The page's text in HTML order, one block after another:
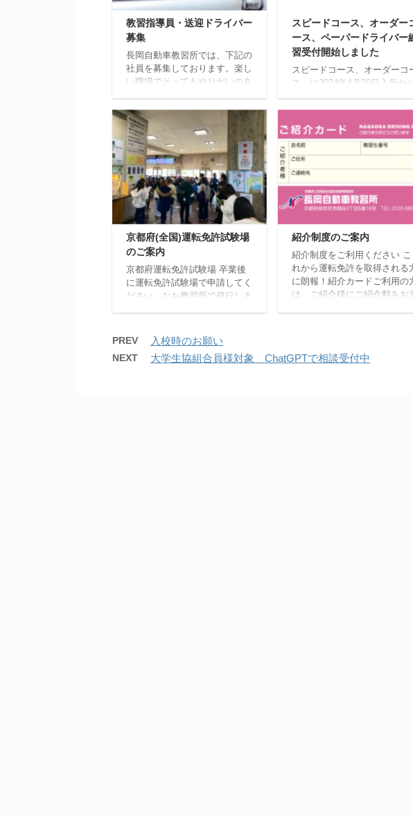
教習指導員・送迎ドライバー
募集
長岡自動車教習所では、下記の
社員を募集しております。楽し
い職場でとってもやりがいのあ
ご連絡ください。 教習指導員
募集（正社員） 業務内容
教習指導員、送迎、受付など
応募資格 教習指導員有資格
者又は普通自動車をお持ちの方
違反歴 過去一年間以上無
事故・無違反の方 給
与 当社規定によります
諸待遇 各種社会保険完
備、交通費支給（上限あり）
勤務地 京都府長岡京市開
田4丁目 休日 年間105
日 ローテーションによる 応
募方法 履歴書（写真貼付・
職務経歴 ...
スピードコース、オーダー
ース、ペーパードライバー
習受付開始しました
スピードコース、オーダーコ
ス、は2024年4月20日入所から
お申し込みを受付します。 ご
希望の入所日で満員の場合は
回の入所日に変更になる場合
あります。事前にお電話で空き
状況をご確認ください。 ペー
パードライバー練習、2024年4
月16日からお申し込みを受付
します。 お申し込みは、お電
話でお問合せ後に教習所受付で
京都府(全国)運転免許試験場
のご案内
京都府運転免許試験場 卒業後
に運転免許試験場で申請してく
ださい。なお教習所で発行しま
をおすすめいたします。 〒
612-8486京都市伏見区羽束師
古川町647 電話075-631-
紹介制度のご案内
紹介制度をご利用ください こ
れから運転免許を取得される
に朗報！紹介カードご利用の
は、ご紹介様にご紹介料をお
ガキがご紹介者様に郵送されま
PREV 入校時のお願い
NEXT 大学生協組合員様対象 ChatGPTで相談受付中